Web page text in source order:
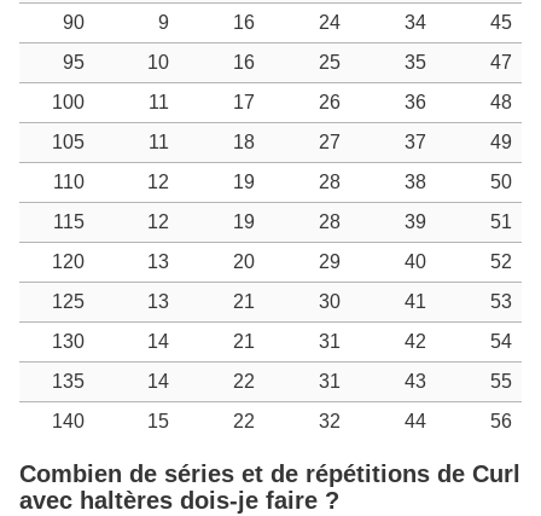
90
9 16 24 34
45
95
10 16 25 35
47
100
11 17 26 36
48
105
11 18 27 37
49
110
12 19 28 38
50
115
12 19 28 39
51
120
13 20 29 40
52
125
13 21 30 41
53
130
14 21 31 42
54
135
14 22 31 43
55
140
15 22 32 44 56
Combien de séries et de répétitions de Curl
avec haltères dois-je faire ?